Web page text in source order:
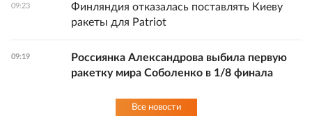
09:23
Финляндия отказалась поставлять Киеву
ракеты для Patriot
09:19
Россиянка Александрова выбила первую
ракетку мира Соболенко в 1/8 финала
Все новости